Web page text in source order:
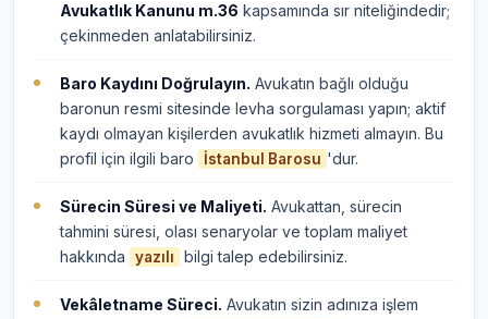
Avukatlık Kanunu m.36 kapsamında sır niteliğindedir;
çekinmeden anlatabilirsiniz.
Baro Kaydını Doğrulayın. Avukatın bağlı olduğu
baronun resmi sitesinde levha sorgulaması yapın; aktif
kaydı olmayan kişilerden avukatlık hizmeti almayın. Bu
profil için ilgili baro
İstanbul Barosu 'dur.
Sürecin Süresi ve Maliyeti. Avukattan, sürecin
tahmini süresi, olası senaryolar ve toplam maliyet
hakkında
yazılı bilgi talep edebilirsiniz.
Vekâletname Süreci. Avukatın sizin adınıza işlem